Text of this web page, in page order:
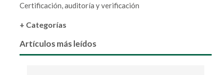
Certificación, auditoría y verificación
+ Categorías
Artículos más leídos